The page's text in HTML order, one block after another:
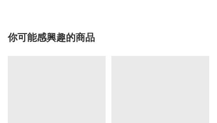
你可能感興趣的商品